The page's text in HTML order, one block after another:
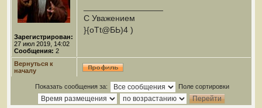
Зарегистрирован:
27 июл 2019, 14:02
Сообщения: 2
С Уважением
}{oTt@БЬ)4 )
Вернуться к
началу
Показать сообщения за: Поле сортировки